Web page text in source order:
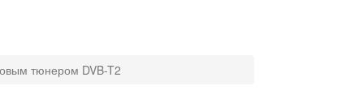
тюнером DVB-T2